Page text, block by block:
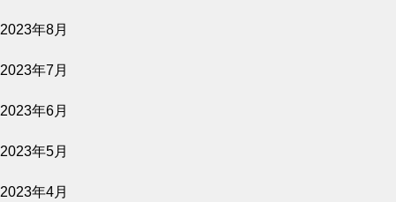
グランドオープン記念ランチコースのご予約
2023年8月
2023年7月
2023年6月
2023年5月
2023年4月